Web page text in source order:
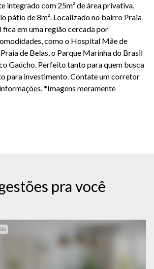
integrado com 25m² de área privativa,
pátio de 8m². Localizado no bairro Praia
fica em uma região cercada por
como o Hospital Mãe de
de Belas, o Parque Marinha do Brasil
Gaúcho. Perfeito tanto para quem busca
para investimento. Contate um corretor
*Imagens meramente
pra você